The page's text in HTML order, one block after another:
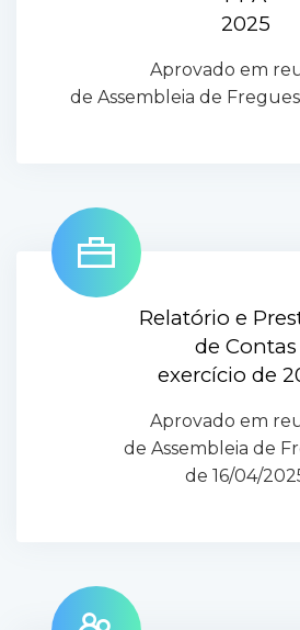
2025
Aprovado em
de Assembleia de
Relatório e
de Contas
exercício de
Aprovado em
de Assembleia de
de 16/04/